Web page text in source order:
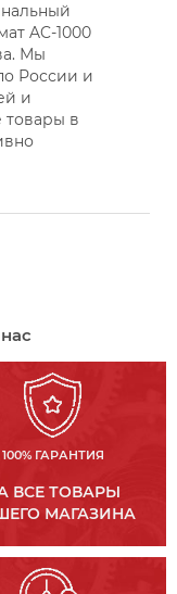
AC-1000
Мы
России и
и
товары в
100% ГАРАНТИЯ
ВСЕ ТОВАРЫ
МАГАЗИНА